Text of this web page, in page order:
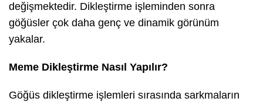
değişmektedir. Dikleştirme işleminden sonra
göğüsler çok daha genç ve dinamik görünüm
yakalar.
Meme Dikleştirme Nasıl Yapılır?
Göğüs dikleştirme işlemleri sırasında sarkmaların